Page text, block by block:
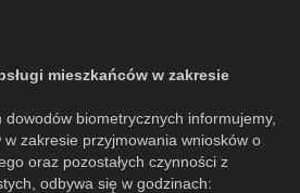
mieszkańców w zakresie
biometrycznych informujemy,
w zakresie przyjmowania wniosków o
oraz pozostałych czynności z
odbywa się w godzinach: